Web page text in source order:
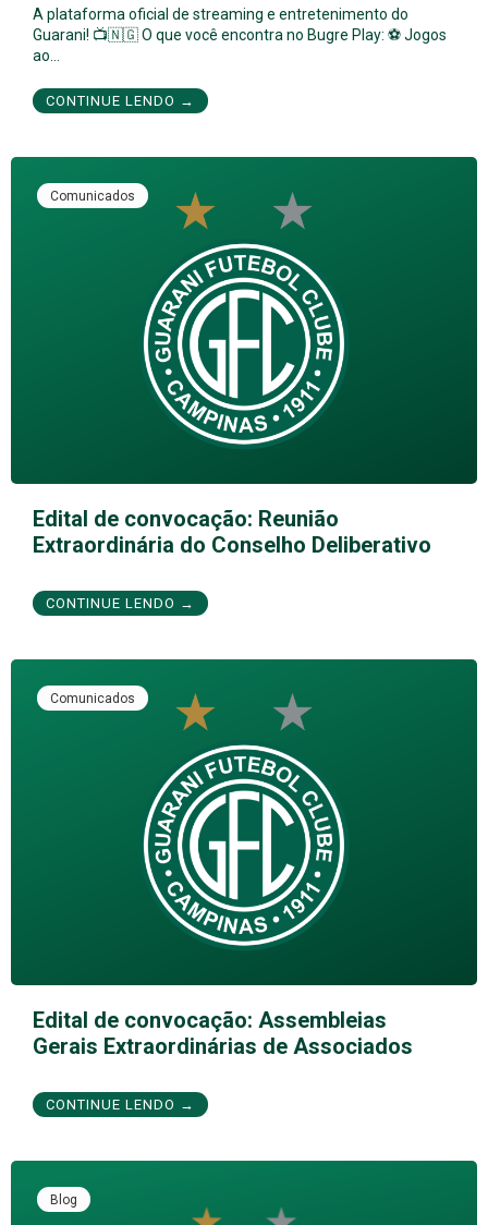
A plataforma oficial de streaming e entretenimento do
Guarani! 📺🇳🇬 O que você encontra no Bugre Play: ⚽ Jogos
ao…
CONTINUE LENDO →
Comunicados
Edital de convocação: Reunião
Extraordinária do Conselho Deliberativo
CONTINUE LENDO →
Comunicados
Edital de convocação: Assembleias
Gerais Extraordinárias de Associados
CONTINUE LENDO →
Blog